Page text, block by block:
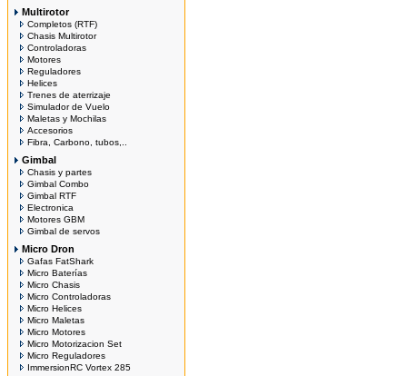
Multirotor
Completos (RTF)
Chasis Multirotor
Controladoras
Motores
Reguladores
Helices
Trenes de aterrizaje
Simulador de Vuelo
Maletas y Mochilas
Accesorios
Fibra, Carbono, tubos,..
Gimbal
Chasis y partes
Gimbal Combo
Gimbal RTF
Electronica
Motores GBM
Gimbal de servos
Micro Dron
Gafas FatShark
Micro Baterías
Micro Chasis
Micro Controladoras
Micro Helices
Micro Maletas
Micro Motores
Micro Motorizacion Set
Micro Reguladores
ImmersionRC Vortex 285